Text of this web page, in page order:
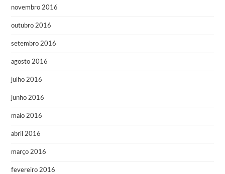
novembro 2016
outubro 2016
setembro 2016
agosto 2016
julho 2016
junho 2016
maio 2016
abril 2016
março 2016
fevereiro 2016